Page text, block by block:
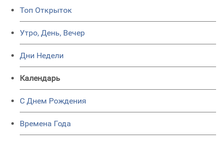
Топ Открыток
Утро, День, Вечер
Дни Недели
Календарь
C Днем Рождения
Времена Года